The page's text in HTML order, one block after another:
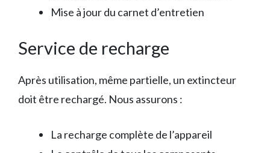
Mise à jour du carnet d’entretien
Service de recharge
Après utilisation, même partielle, un extincteur
doit être rechargé. Nous assurons :
La recharge complète de l’appareil